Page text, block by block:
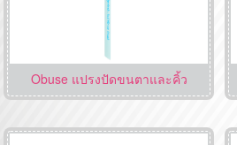
Obuse แปรงปัดขนตาและคิ้ว